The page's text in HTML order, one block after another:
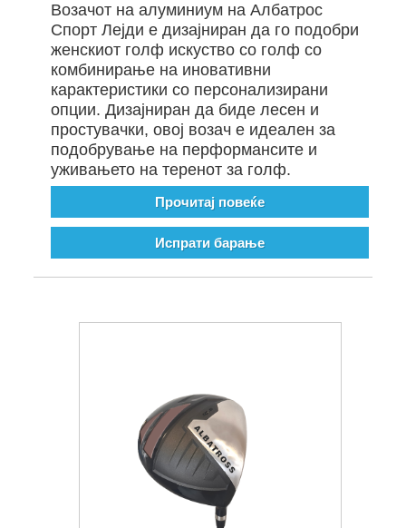
Возачот на алуминиум на Албатрос
Спорт Лејди е дизајниран да го подобри
женскиот голф искуство со голф со
комбинирање на иновативни
карактеристики со персонализирани
опции. Дизајниран да биде лесен и
простувачки, овој возач е идеален за
подобрување на перформансите и
уживањето на теренот за голф.
Прочитај повеќе
Испрати барање